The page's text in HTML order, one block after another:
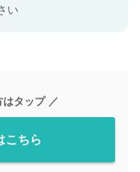
い
はタップ ／
こちら